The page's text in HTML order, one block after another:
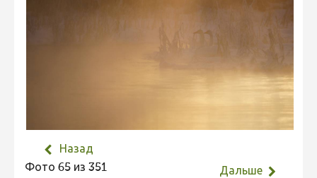
Назад
Фото 65 из 351
Дальше